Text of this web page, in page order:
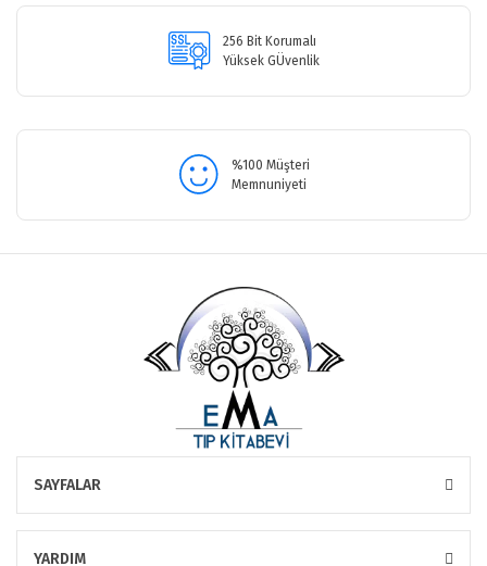
256 Bit Korumalı
Yüksek GÜvenlik
%100 Müşteri
Memnuniyeti
SAYFALAR
YARDIM